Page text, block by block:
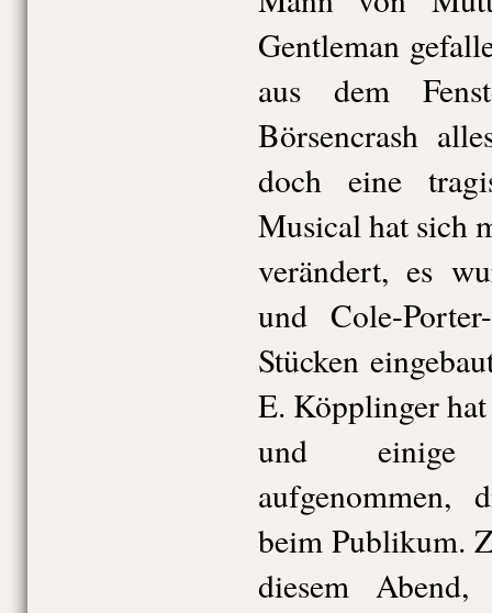
Gentleman
aus dem
Börsencrash
doch eine
Musical hat sich
verändert, es
und Cole-
Stücken
E. Köpplinger
und einige
aufgenommen,
beim Publikum.
diesem